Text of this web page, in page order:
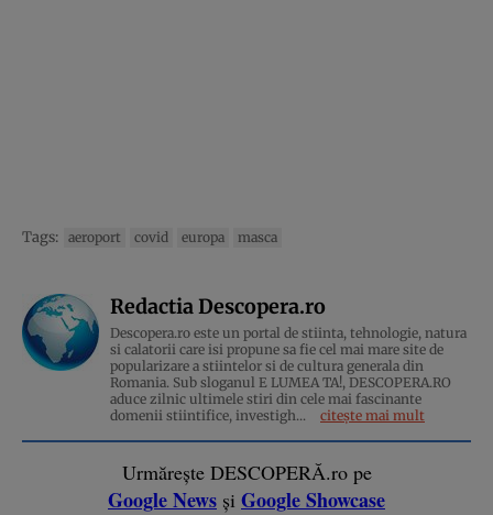
Tags: aeroport covid europa masca
Redactia Descopera.ro
Descopera.ro este un portal de stiinta, tehnologie, natura
si calatorii care isi propune sa fie cel mai mare site de
popularizare a stiintelor si de cultura generala din
Romania. Sub sloganul E LUMEA TA!, DESCOPERA.RO
aduce zilnic ultimele stiri din cele mai fascinante
domenii stiintifice, investigh...
citește mai mult
Urmărește DESCOPERĂ.ro pe
Google News și Google Showcase